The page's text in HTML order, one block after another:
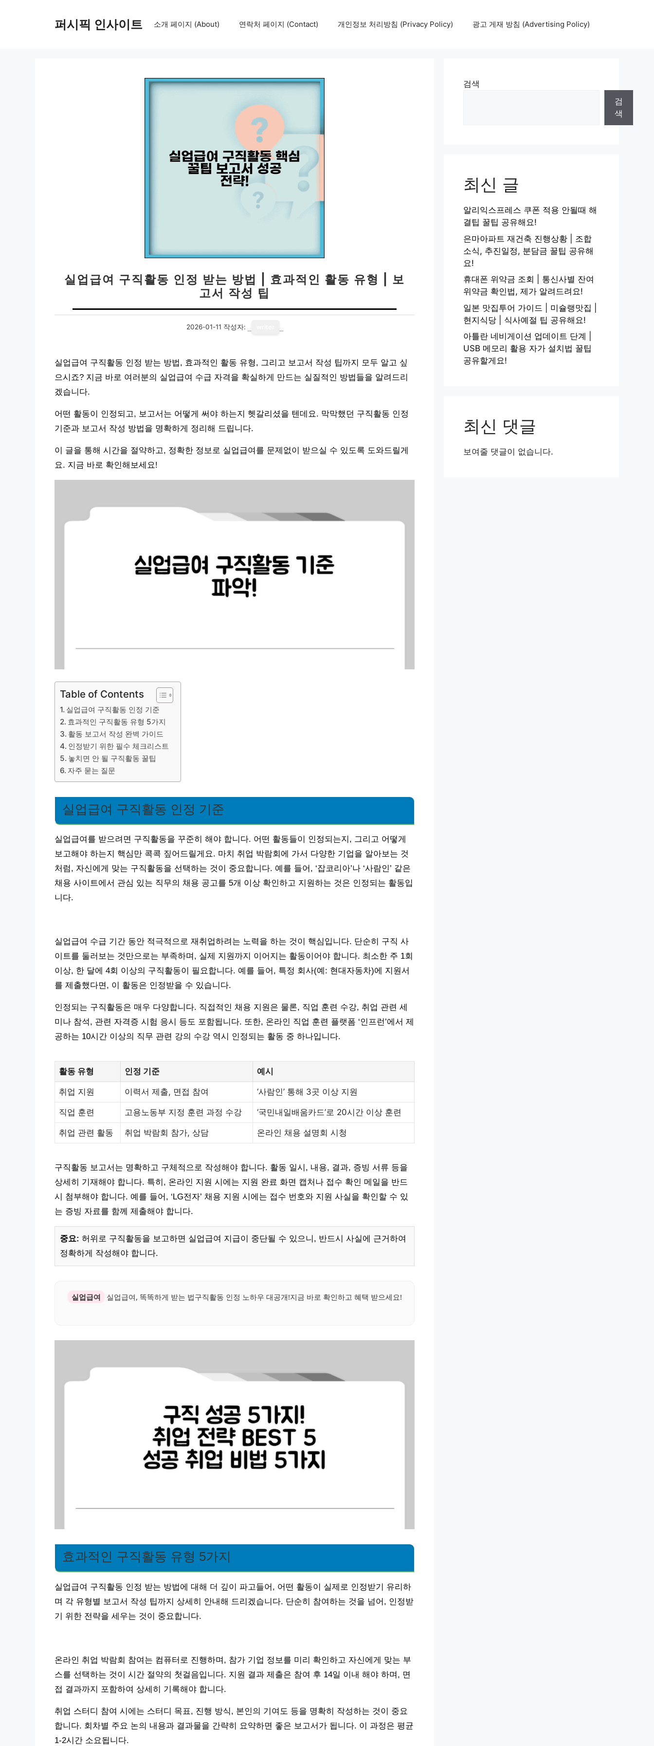
퍼시픽 인사이트 소개 페이지 (About) 연락처 페이지 (Contact) 개인정보 처리방침 (Privacy Policy) 광고 게재 방침 (Advertising Policy)
실업급여 구직활동 인정 받는 방법 | 효과적인 활동 유형 | 보
고서 작성 팁
2026-01-11 작성자:
실업급여 구직활동 인정 받는 방법, 효과적인 활동 유형, 그리고 보고서 작성 팁까지 모두 알고 싶
으시죠? 지금 바로 여러분의 실업급여 수급 자격을 확실하게 만드는 실질적인 방법들을 알려드리
겠습니다.
어떤 활동이 인정되고, 보고서는 어떻게 써야 하는지 헷갈리셨을 텐데요. 막막했던 구직활동 인정
기준과 보고서 작성 방법을 명확하게 정리해 드립니다.
이 글을 통해 시간을 절약하고, 정확한 정보로 실업급여를 문제없이 받으실 수 있도록 도와드릴게
요. 지금 바로 확인해보세요!
Table of Contents
실업급여 구직활동 인정 기준
효과적인 구직활동 유형 5가지
활동 보고서 작성 완벽 가이드
인정받기 위한 필수 체크리스트
놓치면 안 될 구직활동 꿀팁
자주 묻는 질문
실업급여 구직활동 인정 기준
실업급여를 받으려면 구직활동을 꾸준히 해야 합니다. 어떤 활동들이 인정되는지, 그리고 어떻게
보고해야 하는지 핵심만 콕콕 짚어드릴게요. 마치 취업 박람회에 가서 다양한 기업을 알아보는 것
처럼, 자신에게 맞는 구직활동을 선택하는 것이 중요합니다. 예를 들어, ‘잡코리아’나 ‘사람인’ 같은
채용 사이트에서 관심 있는 직무의 채용 공고를 5개 이상 확인하고 지원하는 것은 인정되는 활동입
니다.
실업급여 수급 기간 동안 적극적으로 재취업하려는 노력을 하는 것이 핵심입니다. 단순히 구직 사
이트를 둘러보는 것만으로는 부족하며, 실제 지원까지 이어지는 활동이어야 합니다. 최소한 주 1회
이상, 한 달에 4회 이상의 구직활동이 필요합니다. 예를 들어, 특정 회사(예: 현대자동차)에 지원서
를 제출했다면, 이 활동은 인정받을 수 있습니다.
인정되는 구직활동은 매우 다양합니다. 직접적인 채용 지원은 물론, 직업 훈련 수강, 취업 관련 세
미나 참석, 관련 자격증 시험 응시 등도 포함됩니다. 또한, 온라인 직업 훈련 플랫폼 ‘인프런’에서 제
공하는 10시간 이상의 직무 관련 강의 수강 역시 인정되는 활동 중 하나입니다.
활동 유형 인정 기준 예시
취업 지원 이력서 제출, 면접 참여 ‘사람인’ 통해 3곳 이상 지원
직업 훈련 고용노동부 지정 훈련 과정 수강 ‘국민내일배움카드’로 20시간 이상 훈련
취업 관련 활동 취업 박람회 참가, 상담 온라인 채용 설명회 시청
구직활동 보고서는 명확하고 구체적으로 작성해야 합니다. 활동 일시, 내용, 결과, 증빙 서류 등을
상세히 기재해야 합니다. 특히, 온라인 지원 시에는 지원 완료 화면 캡처나 접수 확인 메일을 반드
시 첨부해야 합니다. 예를 들어, ‘LG전자’ 채용 지원 시에는 접수 번호와 지원 사실을 확인할 수 있
는 증빙 자료를 함께 제출해야 합니다.
중요: 허위로 구직활동을 보고하면 실업급여 지급이 중단될 수 있으니, 반드시 사실에 근거하여
정확하게 작성해야 합니다.
실업급여 실업급여, 똑똑하게 받는 법구직활동 인정 노하우 대공개!지금 바로 확인하고 혜택 받으세요!
효과적인 구직활동 유형 5가지
실업급여 구직활동 인정 받는 방법에 대해 더 깊이 파고들어, 어떤 활동이 실제로 인정받기 유리하
며 각 유형별 보고서 작성 팁까지 상세히 안내해 드리겠습니다. 단순히 참여하는 것을 넘어, 인정받
기 위한 전략을 세우는 것이 중요합니다.
온라인 취업 박람회 참여는 컴퓨터로 진행하며, 참가 기업 정보를 미리 확인하고 자신에게 맞는 부
스를 선택하는 것이 시간 절약의 첫걸음입니다. 지원 결과 제출은 참여 후 14일 이내 해야 하며, 면
접 결과까지 포함하여 상세히 기록해야 합니다.
취업 스터디 참여 시에는 스터디 목표, 진행 방식, 본인의 기여도 등을 명확히 작성하는 것이 중요
합니다. 회차별 주요 논의 내용과 결과물을 간략히 요약하면 좋은 보고서가 됩니다. 이 과정은 평균
1-2시간 소요됩니다.
검색
검
색
최신 글
알리익스프레스 쿠폰 적용 안될때 해
결팁 꿀팁 공유해요!
은마아파트 재건축 진행상황 | 조합
소식, 추진일정, 분담금 꿀팁 공유해
요!
휴대폰 위약금 조회 | 통신사별 잔여
위약금 확인법, 제가 알려드려요!
일본 맛집투어 가이드 | 미슐랭맛집 |
현지식당 | 식사예절 팁 공유해요!
아틀란 네비게이션 업데이트 단계 |
USB 메모리 활용 자가 설치법 꿀팁
공유할게요!
최신 댓글
보여줄 댓글이 없습니다.